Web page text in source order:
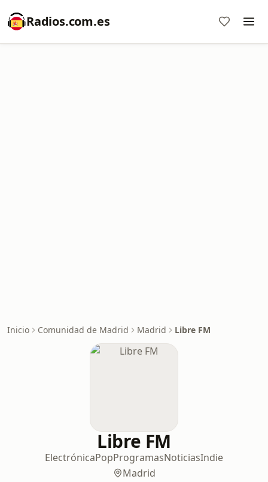
Radios.com.es
Inicio Comunidad de Madrid Madrid Libre FM
Libre FM
ElectrónicaPopProgramasNoticiasIndie
Madrid